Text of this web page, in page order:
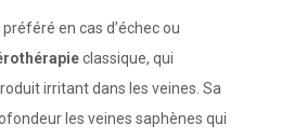
en cas d’échec ou
classique, qui
irritant dans les veines. Sa
les veines saphènes qui